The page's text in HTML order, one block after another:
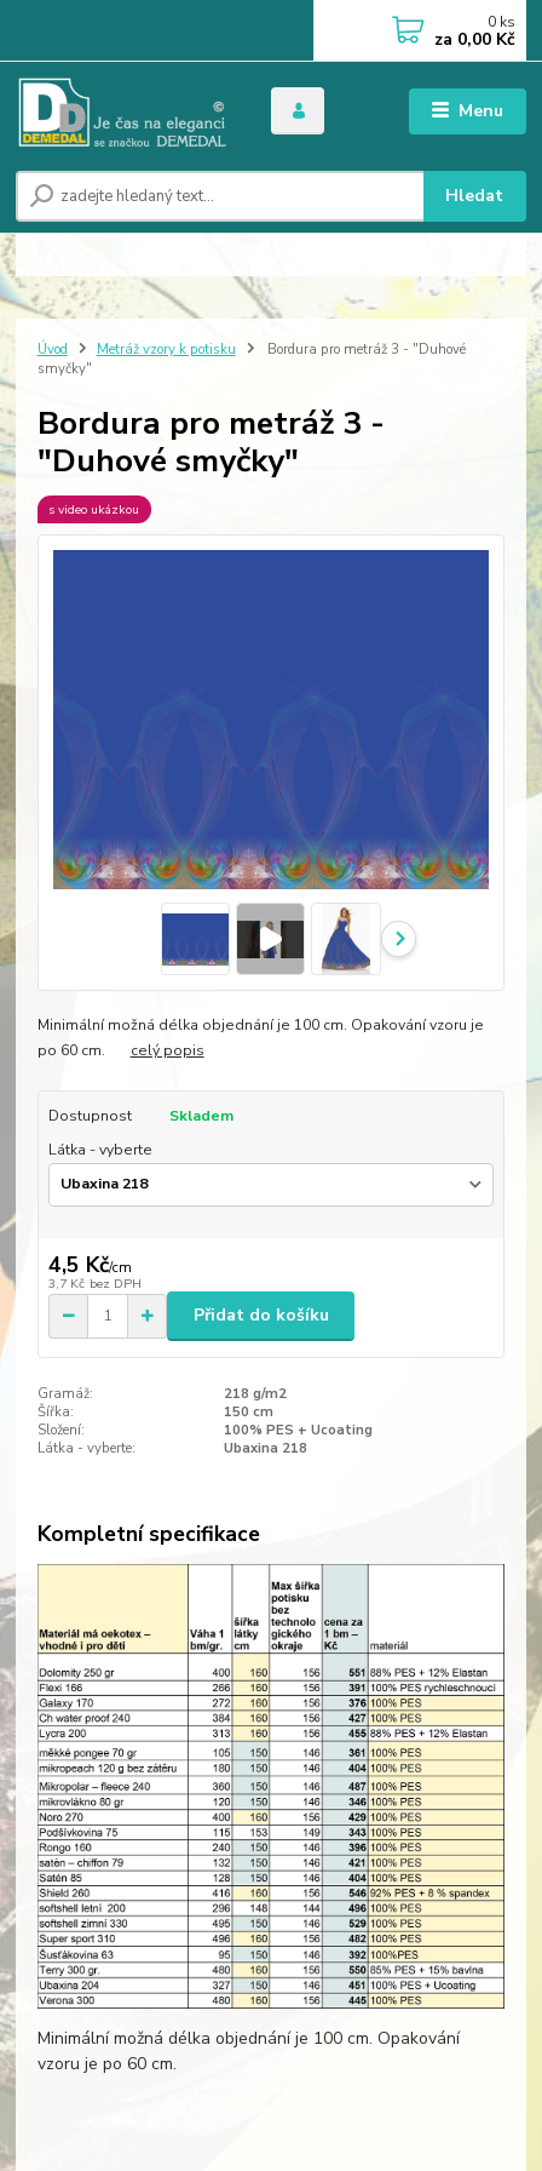
Menu
Hledat
0 ks
za 0,00 Kč
Úvod Metráž vzory k potisku
Bordura pro metráž 3 - "Duhové
smyčky"
Bordura pro metráž 3 -
"Duhové smyčky"
s video ukázkou
Minimální možná délka objednání je 100 cm. Opakování vzoru je
po 60 cm. celý popis
Dostupnost
Skladem
Látka - vyberte
4,5 Kč/cm
3,7 Kč bez DPH
Přidat do košíku
Gramáž:
218 g/m2
Šířka:
150 cm
Složení:
100% PES + Ucoating
Látka - vyberte:
Ubaxina 218
Kompletní specifikace
Minimální možná délka objednání je 100 cm. Opakování
vzoru je po 60 cm.